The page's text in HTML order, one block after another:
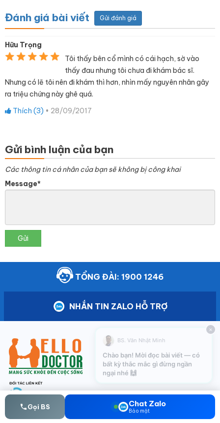
Đánh giá bài viết Gửi đánh giá
Hữu Trọng
Tôi thấy bên cổ mình có cái hạch, sờ vào
thấy đau nhưng tôi chưa đi khám bác sĩ.
Nhưng có lẽ tôi nên đi khám thì hơn, nhìn mấy nguyên nhân gây
ra triệu chứng này ghê quá.
Thích (3) • 28/09/2017
Gửi bình luận của bạn
Các thông tin cá nhân của bạn sẽ không bị công khai
Message*
Gửi
×
BS. Văn Nhật Minh
Chào bạn! Mời đọc bài viết — có
bất kỳ thắc mắc gì đừng ngần
ngại nhé 🙌
TỔNG ĐÀI: 1900 1246
NHẮN TIN ZALO HỖ TRỢ
Gọi BS Chat Zalo
Bảo mật